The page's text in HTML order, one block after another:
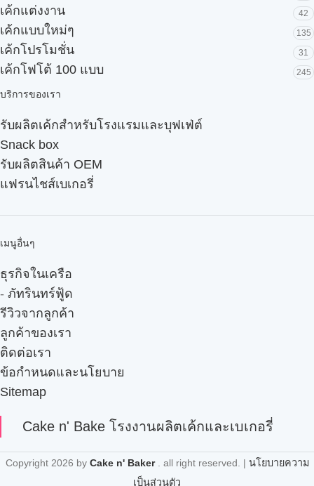
เค้กแต่งงาน 42
เค้กแบบใหม่ๆ 135
เค้กโปรโมชั่น 31
เค้กโฟโต้ 100 แบบ 245
บริการของเรา
รับผลิตเค้กสำหรับโรงแรมและบุฟเฟ่ต์
Snack box
รับผลิตสินค้า OEM
แฟรนไชส์เบเกอรี่
เมนูอื่นๆ
ธุรกิจในเครือ
- ภัทรินทร์ฟู้ด
รีวิวจากลูกค้า
ลูกค้าของเรา
ติดต่อเรา
ข้อกำหนดและนโยบาย
Sitemap
Cake n' Bake โรงงานผลิตเค้กและเบเกอรี่
Copyright 2026 by Cake n' Baker. all right reserved. | นโยบายความ
เป็นส่วนตัว